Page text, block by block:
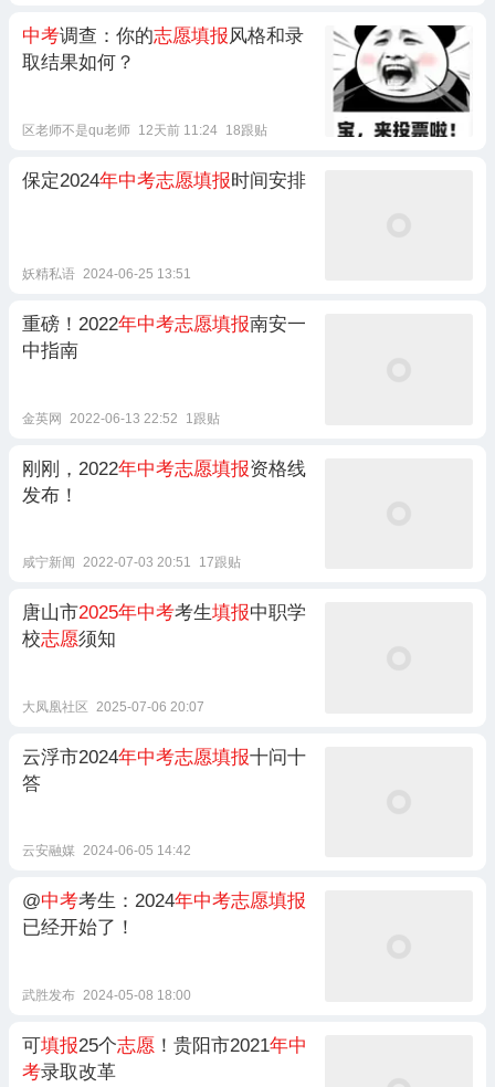
中考调查：你的志愿填报风格和录
取结果如何？
区老师不是qu老师 12天前 11:24 18跟贴
保定2024年中考志愿填报时间安排
妖精私语 2024-06-25 13:51
重磅！2022年中考志愿填报南安一
中指南
金英网 2022-06-13 22:52 1跟贴
刚刚，2022年中考志愿填报资格线
发布！
咸宁新闻 2022-07-03 20:51 17跟贴
唐山市2025年中考考生填报中职学
校志愿须知
大凤凰社区 2025-07-06 20:07
云浮市2024年中考志愿填报十问十
答
云安融媒 2024-06-05 14:42
@中考考生：2024年中考志愿填报
已经开始了！
武胜发布 2024-05-08 18:00
可填报25个志愿 ！贵阳市2021年中
考录取改革